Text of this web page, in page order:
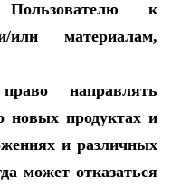
Пользователю к
материалам,
направлять
новых продуктах и
и различных
может отказаться